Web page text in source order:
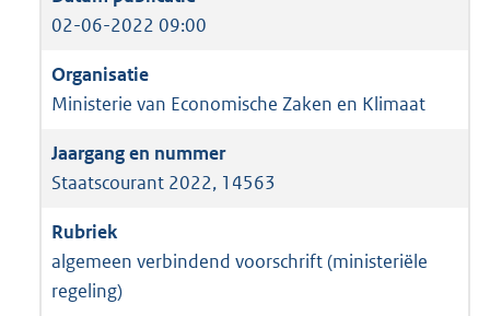
02-06-2022 09:00
Ministerie van Economische Zaken en Klimaat
Staatscourant 2022, 14563
algemeen verbindend voorschrift (ministeriële
regeling)